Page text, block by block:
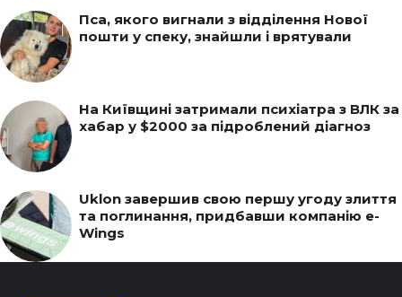
Пса, якого вигнали з відділення Нової
пошти у спеку, знайшли і врятували
На Київщині затримали психіатра з ВЛК за
хабар у $2000 за підроблений діагноз
Uklon завершив свою першу угоду злиття
та поглинання, придбавши компанію e-
Wings